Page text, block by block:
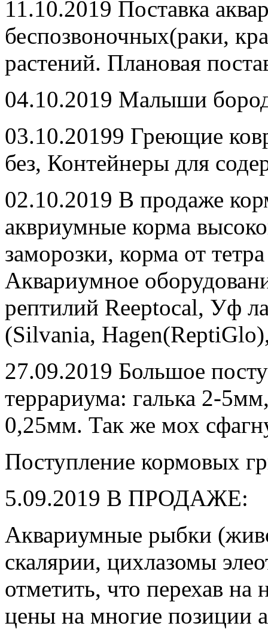
11.10.2019 Поставка
беспозвоночных(раки,
растений. Плановая
04.10.2019 Малыши
03.10.20199 Греющие
без, Контейнеры для
02.10.2019 В продаже
аквриумные корма
заморозки, корма от
Аквариумное
рептилий Reeptocal, Уф
(Silvania,
27.09.2019 Большое
террариума: галька 2-
0,25мм. Так же мох
Поступление кормовых
5.09.2019 В ПРОДАЖЕ:
Аквариумные рыбки
скалярии, цихлазомы
отметить, что перехав
цены на многие позиции